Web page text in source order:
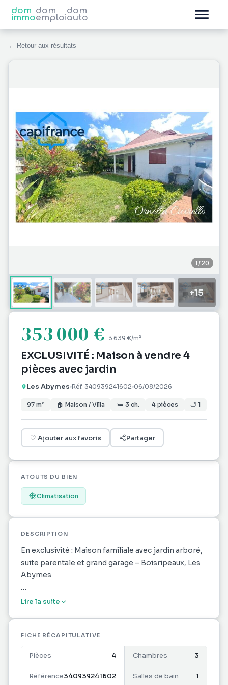
dom
immo
dom
emploi
dom
auto
← Retour aux résultats
1 /20
+15
353 000 € 3 639 €/m²
EXCLUSIVITÉ : Maison à vendre 4
pièces avec jardin
Les Abymes Réf. 340939241602 06/08/2026
97 m² 🏠 Maison / Villa 🛏 3 ch. 4 pièces 🛁 1
♡ Ajouter aux favoris Partager
ATOUTS DU BIEN
Climatisation
DESCRIPTION
En exclusivité : Maison familiale avec jardin arboré,
suite parentale et grand garage – Boisripeaux, Les
Abymes
Située dans le secteur de Boisripeaux Dothémare
recherche d'espace, de fonctionnalité et de
Dès l'entrée, vous découvrirez une belle pièce de
Lire la suite
FICHE RÉCAPITULATIVE
Pièces 4 Chambres 3
Référence340939241602 Salles de bain 1